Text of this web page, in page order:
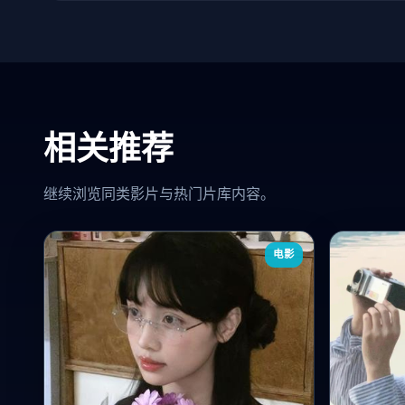
相关推荐
继续浏览同类影片与热门片库内容。
电影